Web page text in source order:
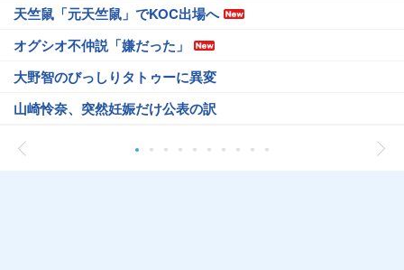
天竺鼠「元天竺鼠」でKOC出場へ
オグシオ不仲説「嫌だった」
大野智のびっしりタトゥーに異変
山崎怜奈、突然妊娠だけ公表の訳